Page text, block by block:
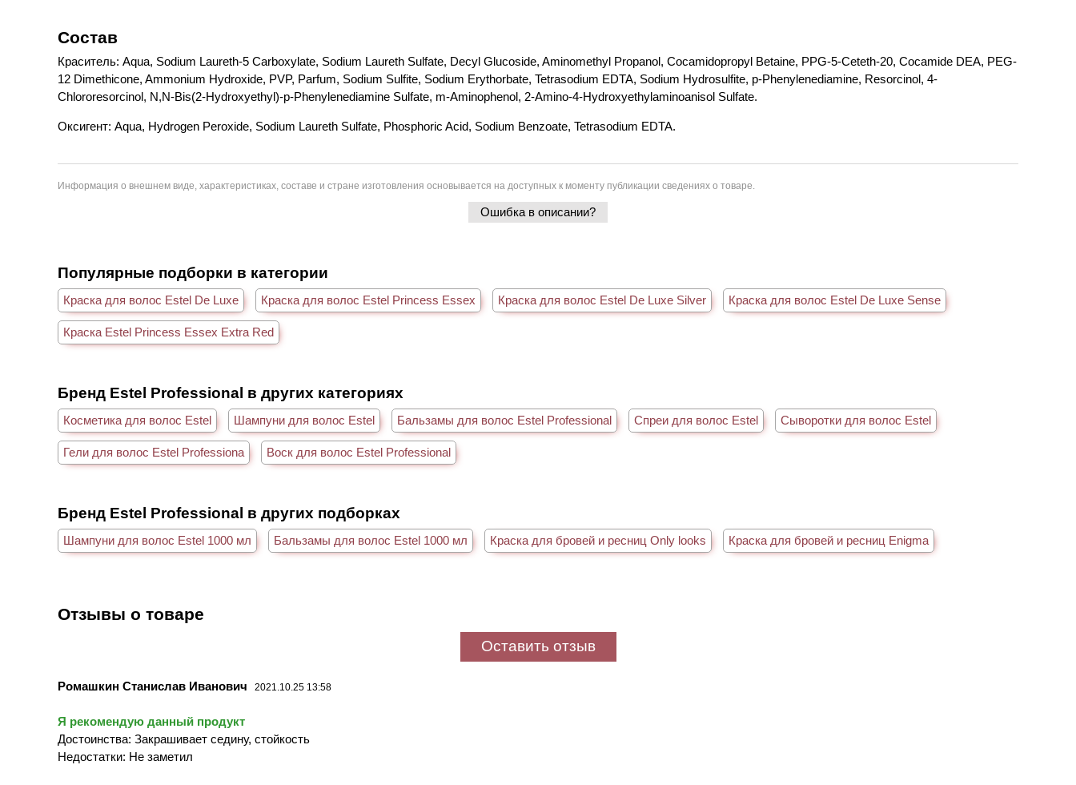
Состав
Краситель: Aqua, Sodium Laureth-5 Carboxylate, Sodium Laureth Sulfate, Decyl Glucoside, Aminomethyl Propanol, Cocamidopropyl Betaine, PPG-5-Ceteth-20, Cocamide DEA, PEG-
12 Dimethicone, Ammonium Hydroxide, PVP, Parfum, Sodium Sulfite, Sodium Erythorbate, Tetrasodium EDTA, Sodium Hydrosulfite, p-Phenylenediamine, Resorcinol, 4-
Chlororesorcinol, N,N-Bis(2-Hydroxyethyl)-p-Phenylenediamine Sulfate, m-Aminophenol, 2-Amino-4-Hydroxyethylaminoanisol Sulfate.
Оксигент: Aqua, Hydrogen Peroxide, Sodium Laureth Sulfate, Phosphoric Acid, Sodium Benzoate, Tetrasodium EDTA.
Информация о внешнем виде, характеристиках, составе и стране изготовления основывается на доступных к моменту публикации сведениях о товаре.
Ошибка в описании?
Популярные подборки в категории
Краска для волос Estel De Luxe Краска для волос Estel Princess Essex Краска для волос Estel De Luxe Silver Краска для волос Estel De Luxe Sense
Краска Estel Princess Essex Extra Red
Бренд Estel Professional в других категориях
Косметика для волос Estel Шампуни для волос Estel Бальзамы для волос Estel Professional Спреи для волос Estel Сыворотки для волос Estel
Гели для волос Estel Professiona Воск для волос Estel Professional
Бренд Estel Professional в других подборках
Шампуни для волос Estel 1000 мл Бальзамы для волос Estel 1000 мл Краска для бровей и ресниц Only looks Краска для бровей и ресниц Enigma
Отзывы о товаре
Оставить отзыв
Ромашкин Станислав Иванович 2021.10.25 13:58
Я рекомендую данный продукт
Достоинства: Закрашивает седину, стойкость
Недостатки: Не заметил